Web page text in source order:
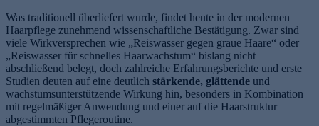
Was traditionell überliefert wurde, findet heute in der modernen
Haarpflege zunehmend wissenschaftliche Bestätigung. Zwar sind
viele Wirkversprechen wie „Reiswasser gegen graue Haare“ oder
„Reiswasser für schnelles Haarwachstum“ bislang nicht
abschließend belegt, doch zahlreiche Erfahrungsberichte und erste
Studien deuten auf eine deutlich stärkende, glättende und
wachstumsunterstützende Wirkung hin, besonders in Kombination
mit regelmäßiger Anwendung und einer auf die Haarstruktur
abgestimmten Pflegeroutine.